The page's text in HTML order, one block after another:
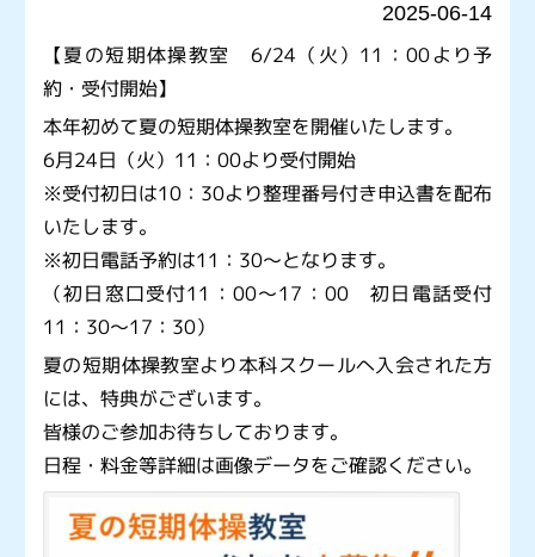
2025-06-14
【夏の短期体操教室 6/24（火）11：00より予
約・受付開始】
本年初めて夏の短期体操教室を開催いたします。
6月24日（火）11：00より受付開始
※受付初日は10：30より整理番号付き申込書を配布
いたします。
※初日電話予約は11：30～となります。
（初日窓口受付11：00～17：00 初日電話受付
11：30～17：30）
夏の短期体操教室より本科スクールへ入会された方
には、特典がございます。
皆様のご参加お待ちしております。
日程・料金等詳細は画像データをご確認ください。